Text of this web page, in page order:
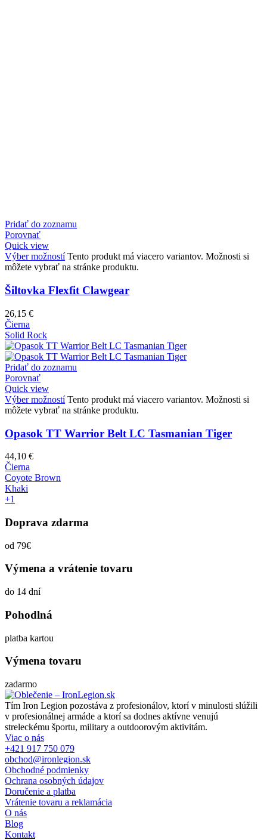
Pridať do zoznamu
Porovnať
Quick view
Výber možností Tento produkt má viacero variantov. Možnosti si
môžete vybrať na stránke produktu.
Šiltovka Flexfit Clawgear
26,15 €
Čierna
Solid Rock
Pridať do zoznamu
Porovnať
Quick view
Výber možností Tento produkt má viacero variantov. Možnosti si
môžete vybrať na stránke produktu.
Opasok TT Warrior Belt LC Tasmanian Tiger
44,10 €
Čierna
Coyote Brown
Khaki
+1
Doprava zdarma
od 79€
Výmena a vrátenie tovaru
do 14 dní
Pohodlná
platba kartou
Výmena tovaru
zadarmo
Tím Iron Legion pozostáva z profesionálov, ktorí v minulosti slúžili
v profesionálnej armáde a ktorí sa dodnes aktívne venujú
streleckému športu, military a outdoorovým aktivitám.
Viac o nás
+421 917 750 079
obchod@ironlegion.sk
Obchodné podmienky
Ochrana osobných údajov
Doručenie a platba
Vrátenie tovaru a reklamácia
O nás
Blog
Kontakt